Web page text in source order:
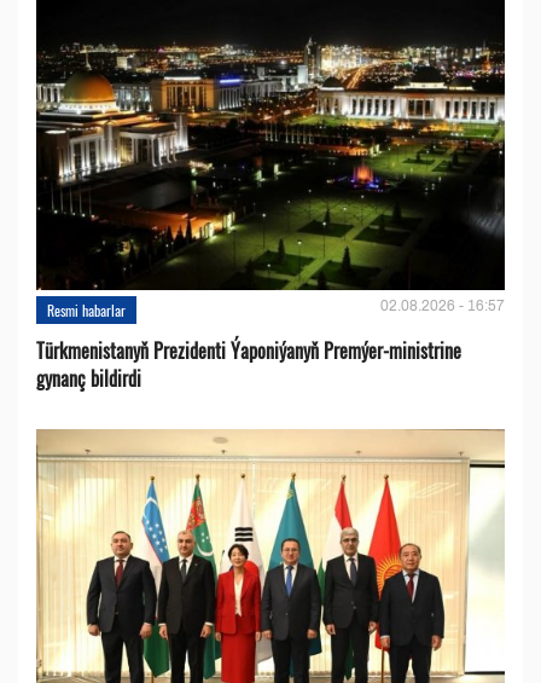
Resmi habarlar 02.08.2026 - 16:57
Türkmenistanyň Prezidenti Ýaponiýanyň Premýer-ministrine
gynanç bildirdi